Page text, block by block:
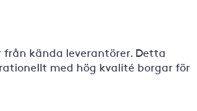
kända leverantörer. Detta
med hög kvalité borgar för